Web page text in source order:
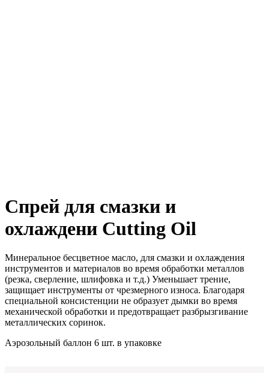
Спрей для смазки и
охлаждени Cutting Oil
Минеральное бесцветное масло, для смазки и охлаждения
инструментов и материалов во время обработки металлов
(резка, сверление, шлифовка и т.д.) Уменьшает трение,
защищает инструменты от чрезмерного износа. Благодаря
специальной консистенции не образует дымки во время
механической обработки и предотвращает разбрызгивание
металлических соринок.
Аэрозольный баллон 6 шт. в упаковке